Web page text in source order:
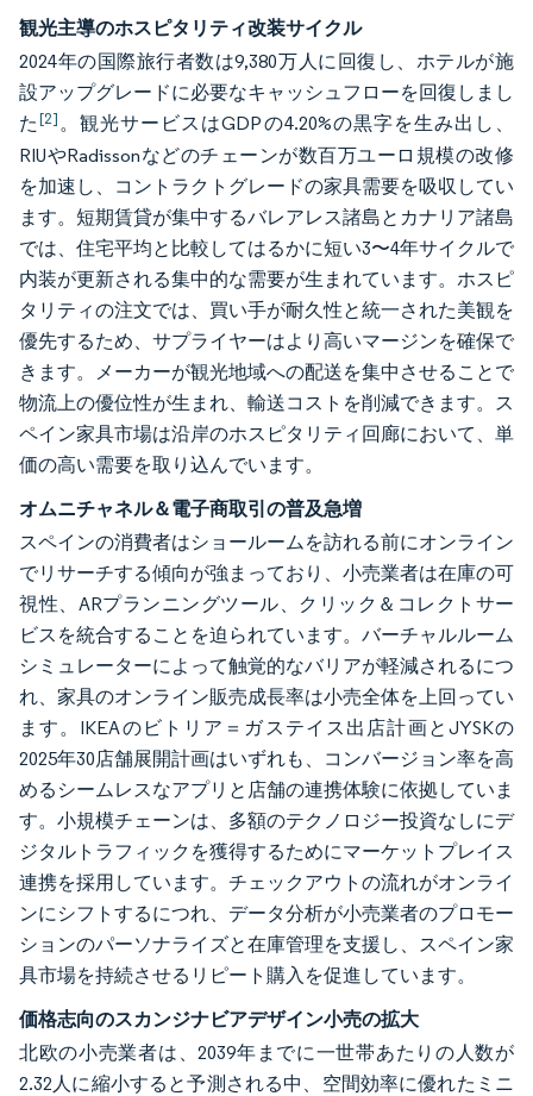
観光主導のホスピタリティ改装サイクル
2024年の国際旅行者数は9,380万人に回復し、ホテルが施
設アップグレードに必要なキャッシュフローを回復しまし
た[2]。観光サービスはGDPの4.20%の黒字を生み出し、
RIUやRadissonなどのチェーンが数百万ユーロ規模の改修
を加速し、コントラクトグレードの家具需要を吸収してい
ます。短期賃貸が集中するバレアレス諸島とカナリア諸島
では、住宅平均と比較してはるかに短い3〜4年サイクルで
内装が更新される集中的な需要が生まれています。ホスピ
タリティの注文では、買い手が耐久性と統一された美観を
優先するため、サプライヤーはより高いマージンを確保で
きます。メーカーが観光地域への配送を集中させることで
物流上の優位性が生まれ、輸送コストを削減できます。ス
ペイン家具市場は沿岸のホスピタリティ回廊において、単
価の高い需要を取り込んでいます。
オムニチャネル＆電子商取引の普及急増
スペインの消費者はショールームを訪れる前にオンライン
でリサーチする傾向が強まっており、小売業者は在庫の可
視性、ARプランニングツール、クリック＆コレクトサー
ビスを統合することを迫られています。バーチャルルーム
シミュレーターによって触覚的なバリアが軽減されるにつ
れ、家具のオンライン販売成長率は小売全体を上回ってい
ます。IKEAのビトリア＝ガステイス出店計画とJYSKの
2025年30店舗展開計画はいずれも、コンバージョン率を高
めるシームレスなアプリと店舗の連携体験に依拠していま
す。小規模チェーンは、多額のテクノロジー投資なしにデ
ジタルトラフィックを獲得するためにマーケットプレイス
連携を採用しています。チェックアウトの流れがオンライ
ンにシフトするにつれ、データ分析が小売業者のプロモー
ションのパーソナライズと在庫管理を支援し、スペイン家
具市場を持続させるリピート購入を促進しています。
価格志向のスカンジナビアデザイン小売の拡大
北欧の小売業者は、2039年までに一世帯あたりの人数が
2.32人に縮小すると予測される中、空間効率に優れたミニ